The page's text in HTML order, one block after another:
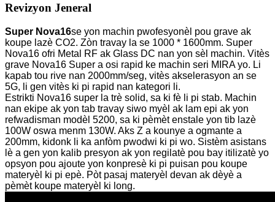
Revizyon Jeneral
Super Nova16se yon machin pwofesyonèl pou grave ak
koupe lazè CO2. Zòn travay la se 1000 * 1600mm. Super
Nova16 ofri Metal RF ak Glass DC nan yon sèl machin. Vitès
grave Nova16 Super a osi rapid ke machin seri MIRA yo. Li
kapab tou rive nan 2000mm/seg, vitès akselerasyon an se
5G, li gen vitès ki pi rapid nan kategori li.
Estrikti Nova16 super la trè solid, sa ki fè li pi stab. Machin
nan ekipe ak yon tab travay siwo myèl ak lam epi ak yon
refwadisman modèl 5200, sa ki pèmèt enstale yon tib lazè
100W oswa menm 130W. Aks Z a kounye a ogmante a
200mm, kidonk li ka anfòm pwodwi ki pi wo. Sistèm asistans
lè a gen yon kalib presyon ak yon regilatè pou bay itilizatè yo
opsyon pou ajoute yon konpresè ki pi puisan pou koupe
materyèl ki pi epè. Pòt pasaj materyèl devan ak dèyè a
pèmèt koupe materyèl ki long.